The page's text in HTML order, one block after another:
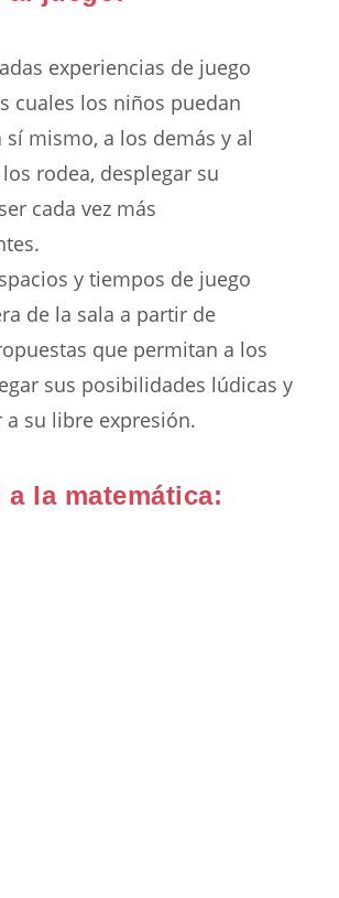
experiencias de juego
cuales los niños puedan
sí mismo, a los demás y al
rodea, desplegar su
cada vez más
y tiempos de juego
de la sala a partir de
que permitan a los
sus posibilidades lúdicas y
a su libre expresión.
la matemática: